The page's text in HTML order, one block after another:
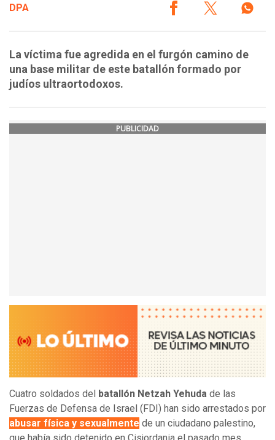
DPA
La víctima fue agredida en el furgón camino de
una base militar de este batallón formado por
judíos ultraortodoxos.
PUBLICIDAD
Cuatro soldados del batallón Netzah Yehuda de las
Fuerzas de Defensa de Israel (FDI) han sido arrestados por
abusar física y sexualmente de un ciudadano palestino,